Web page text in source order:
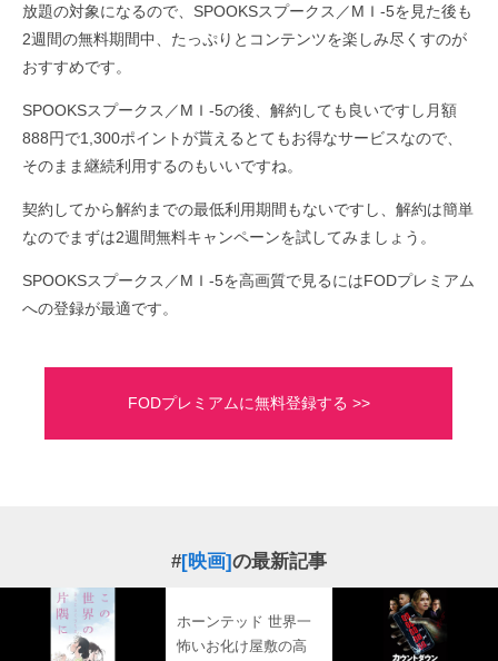
放題の対象になるので、SPOOKSスプークス／MＩ-5を見た後も
2週間の無料期間中、たっぷりとコンテンツを楽しみ尽くすのが
おすすめです。
SPOOKSスプークス／MＩ-5の後、解約しても良いですし月額
888円で1,300ポイントが貰えるとてもお得なサービスなので、
そのまま継続利用するのもいいですね。
契約してから解約までの最低利用期間もないですし、解約は簡単
なのでまずは2週間無料キャンペーンを試してみましょう。
SPOOKSスプークス／MＩ-5を高画質で見るにはFODプレミアム
への登録が最適です。
FODプレミアムに無料登録する >>
#[映画]の最新記事
ホーンテッド 世界一
怖いお化け屋敷の高